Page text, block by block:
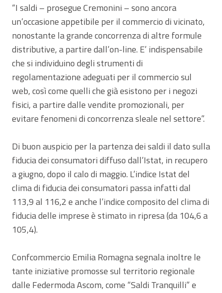
“I saldi – prosegue Cremonini – sono ancora
un’occasione appetibile per il commercio di vicinato,
nonostante la grande concorrenza di altre formule
distributive, a partire dall’on-line. E’ indispensabile
che si individuino degli strumenti di
regolamentazione adeguati per il commercio sul
web, così come quelli che già esistono per i negozi
fisici, a partire dalle vendite promozionali, per
evitare fenomeni di concorrenza sleale nel settore”.
Di buon auspicio per la partenza dei saldi il dato sulla
fiducia dei consumatori diffuso dall’Istat, in recupero
a giugno, dopo il calo di maggio. L’indice Istat del
clima di fiducia dei consumatori passa infatti dal
113,9 al 116,2 e anche l’indice composito del clima di
fiducia delle imprese è stimato in ripresa (da 104,6 a
105,4).
Confcommercio Emilia Romagna segnala inoltre le
tante iniziative promosse sul territorio regionale
dalle Federmoda Ascom, come “Saldi Tranquilli” e